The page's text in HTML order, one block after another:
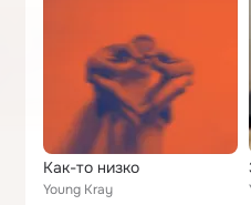
Как-то низко
Young Kray